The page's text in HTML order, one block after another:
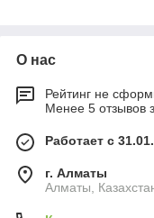
О нас
Рейтинг не
Менее 5 отзывов
Работает с
г. Алматы
Алматы,